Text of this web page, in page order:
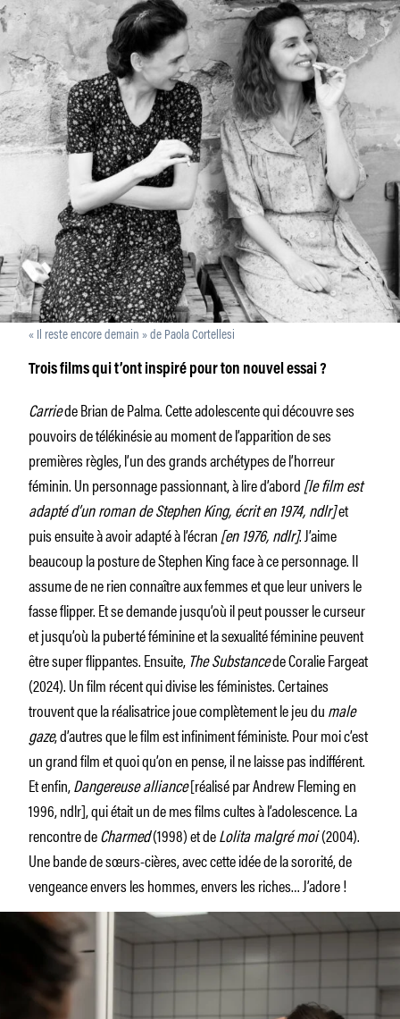
« Il reste encore demain » de Paola Cortellesi
Trois films qui t’ont inspiré pour ton nouvel essai ?
Carriede Brian de Palma. Cette adolescente qui découvre ses
pouvoirs de télékinésie au moment de l’apparition de ses
premières règles, l’un des grands archétypes de l’horreur
féminin. Un personnage passionnant, à lire d’abord[le film est
adapté d’un roman de Stephen King, écrit en 1974, ndlr]et
puis ensuite à avoir adapté à l’écran[en 1976, ndlr]. J’aime
beaucoup la posture de Stephen King face à ce personnage. Il
assume de ne rien connaître aux femmes et que leur univers le
fasse flipper. Et se demande jusqu’où il peut pousser le curseur
et jusqu’où la puberté féminine et la sexualité féminine peuvent
être super flippantes. Ensuite, The Substancede Coralie Fargeat
(2024). Un film récent qui divise les féministes. Certaines
trouvent que la réalisatrice joue complètement le jeu dumale
gaze, d’autres que le film est infiniment féministe. Pour moi c’est
un grand film et quoi qu’on en pense, il ne laisse pas indifférent.
Et enfin,Dangereuse alliance[réalisé par Andrew Fleming en
1996, ndlr], qui était un de mes films cultes à l’adolescence. La
rencontre deCharmed(1998) et deLolita malgré moi(2004).
Une bande de sœurs-cières, avec cette idée de la sororité, de
vengeance envers les hommes, envers les riches… J’adore !